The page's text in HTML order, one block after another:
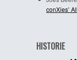
conXies’
HISTORIE